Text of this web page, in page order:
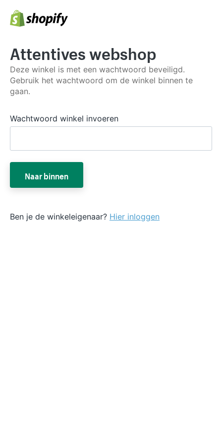
Attentives webshop
Deze winkel is met een wachtwoord beveiligd.
Gebruik het wachtwoord om de winkel binnen te
gaan.
Wachtwoord winkel invoeren
Naar binnen
Ben je de winkeleigenaar? Hier inloggen